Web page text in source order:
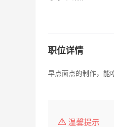
职位详情
早点面点的制作，能
温馨提示